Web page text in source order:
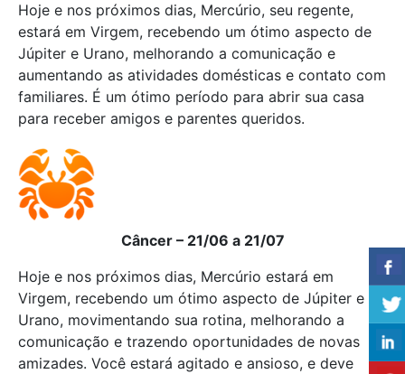
Hoje e nos próximos dias, Mercúrio, seu regente,
estará em Virgem, recebendo um ótimo aspecto de
Júpiter e Urano, melhorando a comunicação e
aumentando as atividades domésticas e contato com
familiares. É um ótimo período para abrir sua casa
para receber amigos e parentes queridos.
Câncer – 21/06 a 21/07
Hoje e nos próximos dias, Mercúrio estará em
Virgem, recebendo um ótimo aspecto de Júpiter e
Urano, movimentando sua rotina, melhorando a
comunicação e trazendo oportunidades de novas
amizades. Você estará agitado e ansioso, e deve